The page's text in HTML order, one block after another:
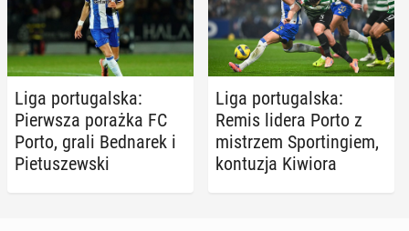
Liga por­tu­gal­ska:
Pierw­sza porażka FC
Porto, grali Bed­na­rek i
Pie­tu­szew­ski
Liga por­tu­gal­ska:
Remis lidera Porto z
mi­strzem Spor­tin­giem,
kon­tu­zja Kiwiora